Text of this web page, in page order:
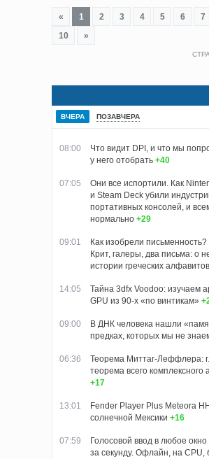
« 1 2 3 4 5 6 7
10
»
ВЧЕРА ПОЗАВЧЕРА
08:00
Что видит DPI, и что мы
у него отобрать +40
07:05
Они все испортили. Как
и Steam Deck убили
портативных консолей, и
нормально +29
09:01
Как изобрели письменность?
Крит, галеры, два письма: о
истории греческих алфавитов
14:05
Тайна 3dfx Voodoo: изучаем
GPU из 90-х «по винтикам»
09:00
В ДНК человека нашли
предках, которых мы не
06:36
Теорема Миттаг-Леффлера:
теорема всего комплексного
+17
13:01
Fender Player Plus Meteora
солнечной Мексики +16
07:59
Голосовой ввод в любое
за секунду. Офлайн, на CPU,